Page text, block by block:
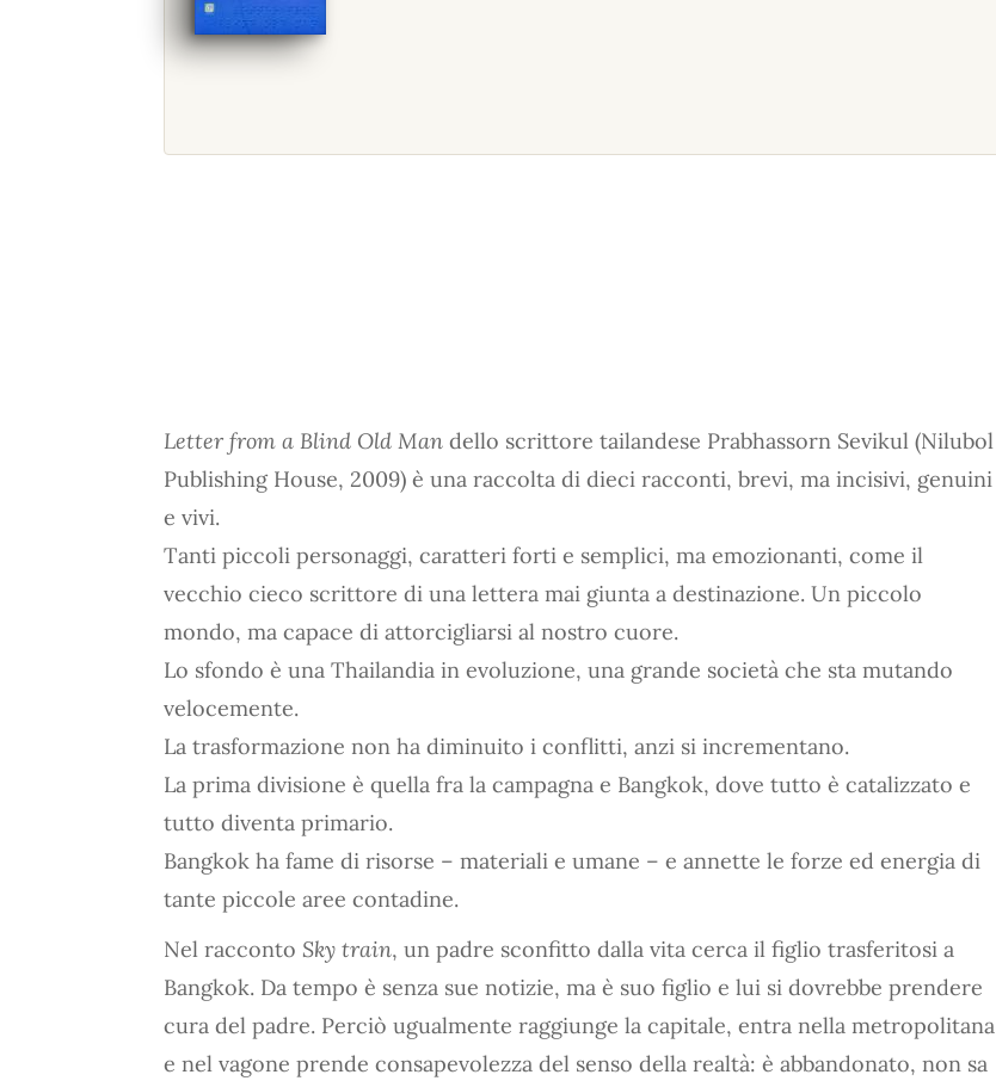
Letter from a Blind Old Man dello scrittore tailandese Prabhassorn Sevikul (Nilubol
Publishing House, 2009) è una raccolta di dieci racconti, brevi, ma incisivi, genuini
e vivi.
Tanti piccoli personaggi, caratteri forti e semplici, ma emozionanti, come il
vecchio cieco scrittore di una lettera mai giunta a destinazione. Un piccolo
mondo, ma capace di attorcigliarsi al nostro cuore.
Lo sfondo è una Thailandia in evoluzione, una grande società che sta mutando
velocemente.
La trasformazione non ha diminuito i conflitti, anzi si incrementano.
La prima divisione è quella fra la campagna e Bangkok, dove tutto è catalizzato e
tutto diventa primario.
Bangkok ha fame di risorse – materiali e umane – e annette le forze ed energia di
tante piccole aree contadine.
Nel racconto Sky train, un padre sconfitto dalla vita cerca il figlio trasferitosi a
Bangkok. Da tempo è senza sue notizie, ma è suo figlio e lui si dovrebbe prendere
cura del padre. Perciò ugualmente raggiunge la capitale, entra nella metropolitana
e nel vagone prende consapevolezza del senso della realtà: è abbandonato, non sa